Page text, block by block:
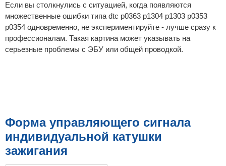
Если вы столкнулись с ситуацией, когда появляются
множественные ошибки типа dtc p0363 p1304 p1303 p0353
p0354 одновременно, не экспериментируйте - лучше сразу к
профессионалам. Такая картина может указывать на
серьезные проблемы с ЭБУ или общей проводкой.
Форма управляющего сигнала
индивидуальной катушки
зажигания